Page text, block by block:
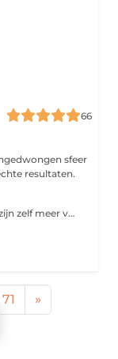
66
sfeer
resultaten.
Opgelet: We houden deze optie open, maar zijn zelf meer voorstander van een 'brow shaping' als het gaat over de perfecte wenkbrauw. Is het echt enkel de bedoeling om onderaan de wenkbrauw de 'uitschietende' haartjes te verwijderen, kies dan deze optie. Wil je de perfecte vorm, ook bovenaan met wax de donsjes weghalen, in vorm zetten en bijknippen indien nodig, boek dan een brow shaping.
71
»